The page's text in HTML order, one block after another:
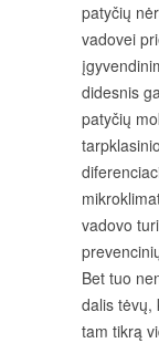
patyčių
vadovei
didesnis
patyčių
vadovo
Bet tuo
dalis tėvų,
tam tikrą